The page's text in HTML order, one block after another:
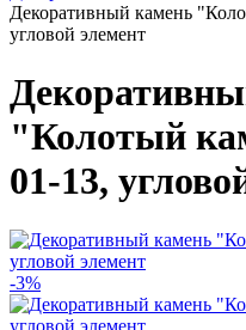
Декоративный камень
угловой элемент
"Колотый
01-13,
-3%